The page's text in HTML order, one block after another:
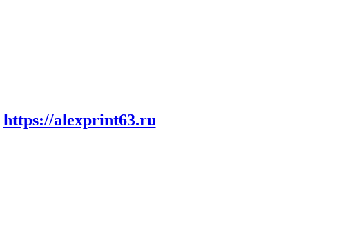
https://alexprint63.ru